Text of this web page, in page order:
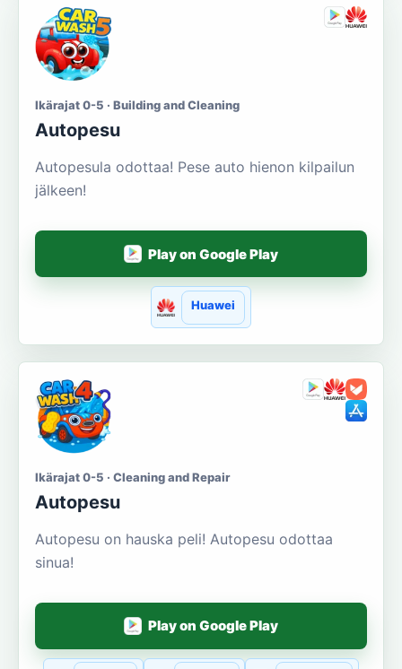
Ikärajat 0-5 · Building and Cleaning
Autopesu
Autopesula odottaa! Pese auto hienon kilpailun
jälkeen!
Play on Google Play
Huawei
Ikärajat 0-5 · Cleaning and Repair
Autopesu
Autopesu on hauska peli! Autopesu odottaa
sinua!
Play on Google Play